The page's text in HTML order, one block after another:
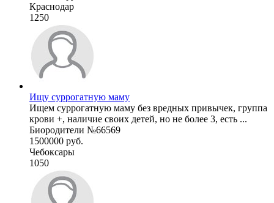
Краснодар
1250
Ищу суррогатную маму
Ищем суррогатную маму без вредных привычек, группа
крови +, наличие своих детей, но не более 3, есть ...
Биородители №66569
1500000 руб.
Чебоксары
1050